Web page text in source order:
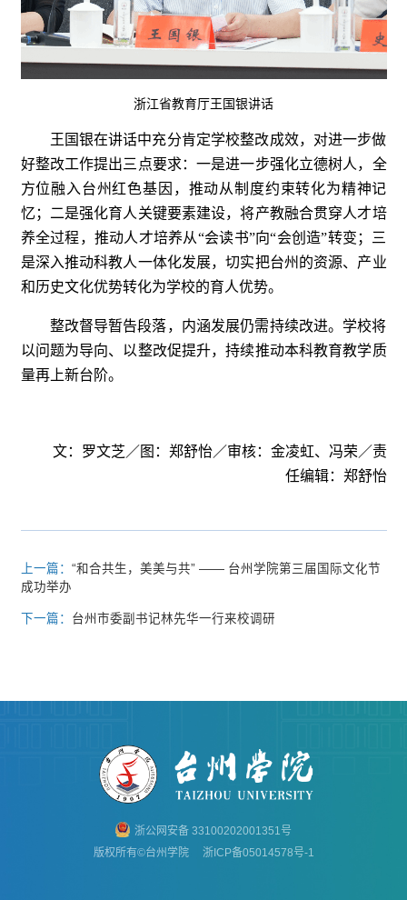
浙江省教育厅王国银讲话
王国银在讲话中充分肯定学校整改成效，对进一步做
好整改工作提出三点要求：一是进一步强化立德树人，全
方位融入台州红色基因，推动从制度约束转化为精神记
忆；二是强化育人关键要素建设，将产教融合贯穿人才培
养全过程，推动人才培养从“会读书”向“会创造”转变；三
是深入推动科教人一体化发展，切实把台州的资源、产业
和历史文化优势转化为学校的育人优势。
整改督导暂告段落，内涵发展仍需持续改进。学校将
以问题为导向、以整改促提升，持续推动本科教育教学质
量再上新台阶。
文：罗文芝／图：郑舒怡／审核：金凌虹、冯荣／责
任编辑：郑舒怡
上一篇： “和合共生，美美与共” —— 台州学院第三届国际文化节
成功举办
下一篇： 台州市委副书记林先华一行来校调研
浙公网安备 33100202001351号
版权所有©台州学院
浙ICP备05014578号-1